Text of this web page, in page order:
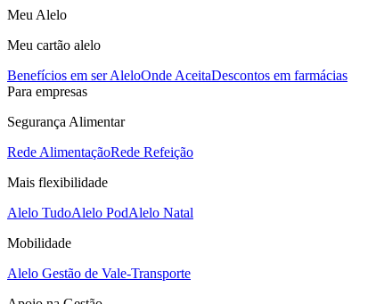
Meu Alelo
Meu cartão alelo
Benefícios em ser AleloOnde AceitaDescontos em farmácias
Para empresas
Segurança Alimentar
Rede AlimentaçãoRede Refeição
Mais flexibilidade
Alelo TudoAlelo PodAlelo Natal
Mobilidade
Alelo Gestão de Vale-Transporte